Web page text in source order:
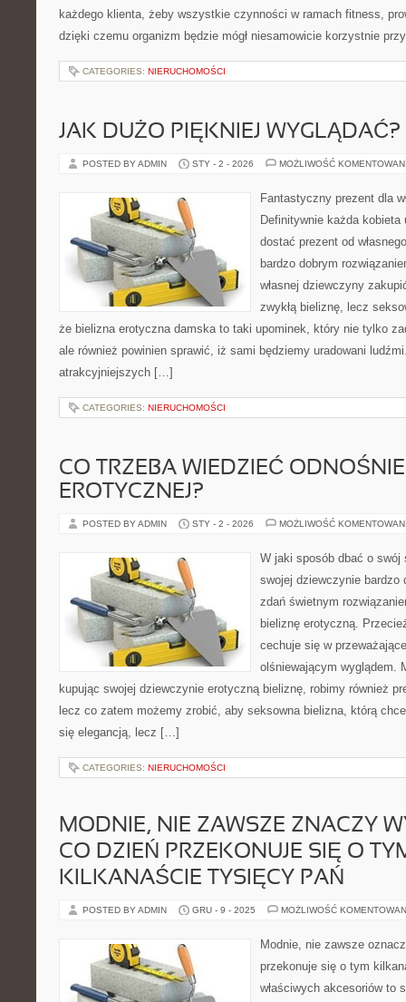
każdego klienta, żeby wszystkie czynności w ramach fitness,
dzięki czemu organizm będzie mógł niesamowicie korzystnie
CATEGORIES: NIERUCHOMOŚCI
JAK DUŻO PIĘKNIEJ WYGLĄDAĆ?
POSTED BY ADMIN STY - 2 - 2026 MOŻLIWOŚĆ
Fantastyczny prezent dla
Definitywnie każda
dostać prezent od
bardzo dobrym
własnej dziewczyny
zwykłą bieliznę, lecz
że bielizna erotyczna damska to taki upominek, który nie tylko
ale również powinien sprawić, iż sami będziemy uradowani
atrakcyjniejszych […]
CATEGORIES: NIERUCHOMOŚCI
CO TRZEBA WIEDZIEĆ
EROTYCZNEJ?
POSTED BY ADMIN STY - 2 - 2026 MOŻLIWOŚĆ
W jaki sposób dbać o
swojej dziewczynie bardzo
zdań świetnym
bieliznę erotyczną.
cechuje się w
olśniewającym wyglądem.
kupując swojej dziewczynie erotyczną bieliznę, robimy również
lecz co zatem możemy zrobić, aby seksowna bielizna, którą
się elegancją, lecz […]
CATEGORIES: NIERUCHOMOŚCI
MODNIE, NIE ZAWSZE ZNACZY
CO DZIEŃ PRZEKONUJE SIĘ O
KILKANAŚCIE TYSIĘCY PAŃ
POSTED BY ADMIN GRU - 9 - 2025 MOŻLIWOŚĆ
Modnie, nie zawsze
przekonuje się o tym
właściwych akcesoriów to